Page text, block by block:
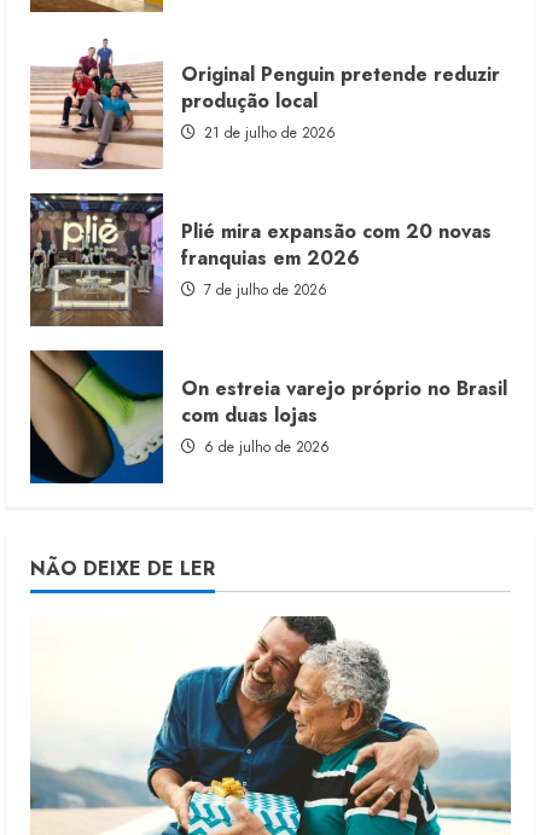
Original Penguin pretende reduzir
produção local
21 de julho de 2026
Plié mira expansão com 20 novas
franquias em 2026
7 de julho de 2026
On estreia varejo próprio no Brasil
com duas lojas
6 de julho de 2026
NÃO DEIXE DE LER